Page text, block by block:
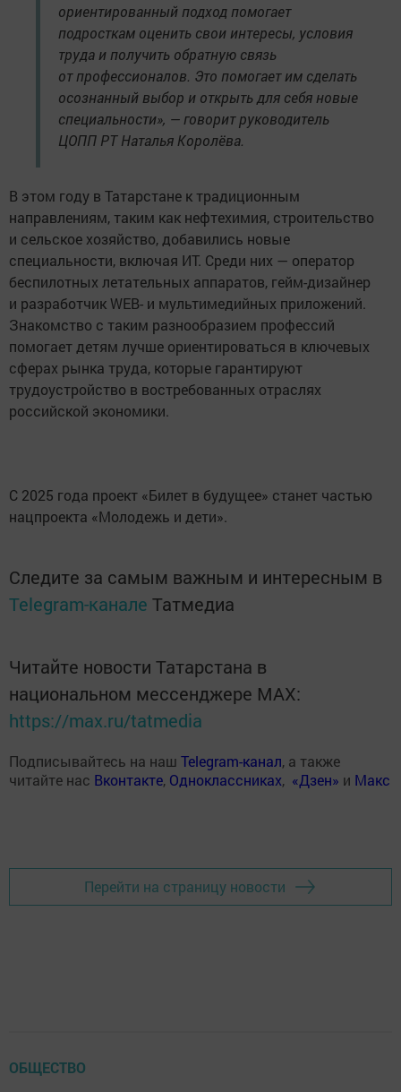
ориентированный подход помогает
подросткам оценить свои интересы, условия
труда и получить обратную связь
от профессионалов. Это помогает им сделать
осознанный выбор и открыть для себя новые
специальности», — говорит руководитель
ЦОПП РТ Наталья Королёва.
В этом году в Татарстане к традиционным
направлениям, таким как нефтехимия, строительство
и сельское хозяйство, добавились новые
специальности, включая ИТ. Среди них — оператор
беспилотных летательных аппаратов, гейм-дизайнер
и разработчик WEB- и мультимедийных приложений.
Знакомство с таким разнообразием профессий
помогает детям лучше ориентироваться в ключевых
сферах рынка труда, которые гарантируют
трудоустройство в востребованных отраслях
российской экономики.
С 2025 года проект «Билет в будущее» станет частью
нацпроекта «Молодежь и дети».
Следите за самым важным и интересным в
Telegram-канале Татмедиа
Читайте новости Татарстана в
национальном мессенджере MАХ:
https://max.ru/tatmedia
Подписывайтесь на наш Telegram-канал, а также
читайте нас Вконтакте, Одноклассниках, «Дзен» и Макс
Перейти на страницу новости
ОБЩЕСТВО